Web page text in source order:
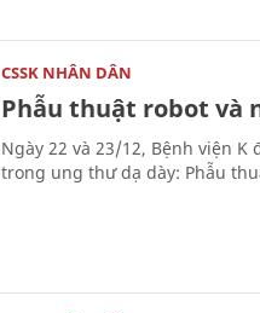
CSSK NHÂN DÂN
Phẫu thuật robot và
Ngày 22 và 23/12, Bệnh viện
trong ung thư dạ dày: Phẫu